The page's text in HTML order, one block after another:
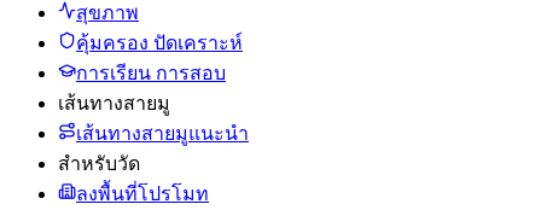
สุขภาพ
คุ้มครอง ปัดเคราะห์
การเรียน การสอบ
เส้นทางสายมู
เส้นทางสายมูแนะนำ
สำหรับวัด
ลงพื้นที่โปรโมท